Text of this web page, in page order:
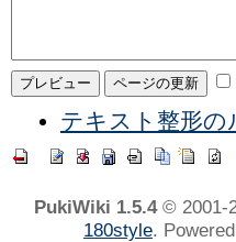
テキスト整形の
PukiWiki 1.5.4© 2001-
180style.